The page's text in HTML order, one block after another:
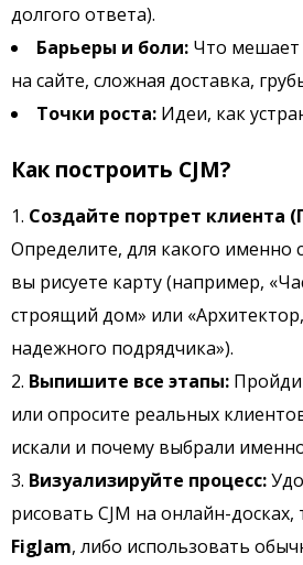
долгого ответа).
Барьеры и боли: Что мешает
на сайте, сложная доставка,
Точки роста: Идеи, как
Как построить CJM?
Создайте портрет клиента
Определите, для какого именно
вы рисуете карту (например,
строящий дом» или
надежного подрядчика»).
Выпишите все этапы:
или опросите реальных
искали и почему выбрали
Визуализируйте процесс:
рисовать CJM на онлайн-досках,
FigJam, либо использовать